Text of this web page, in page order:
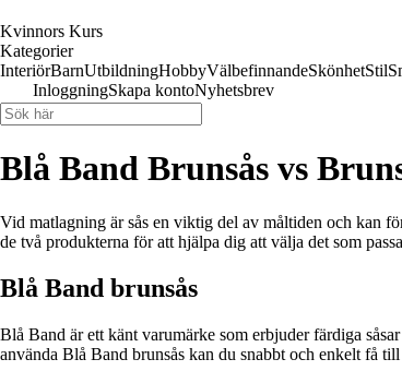
Kvinnors Kurs
Kategorier
InteriörBarnUtbildningHobbyVälbefinnandeSkönhetStil
InloggningSkapa kontoNyhetsbrev
Blå Band Brunsås vs
Vid matlagning är sås en viktig del av måltiden och kan
de två produkterna för att hjälpa dig att välja det som
Blå Band brunsås
Blå Band är ett känt varumärke som erbjuder färdiga
använda Blå Band brunsås kan du snabbt och enkelt få